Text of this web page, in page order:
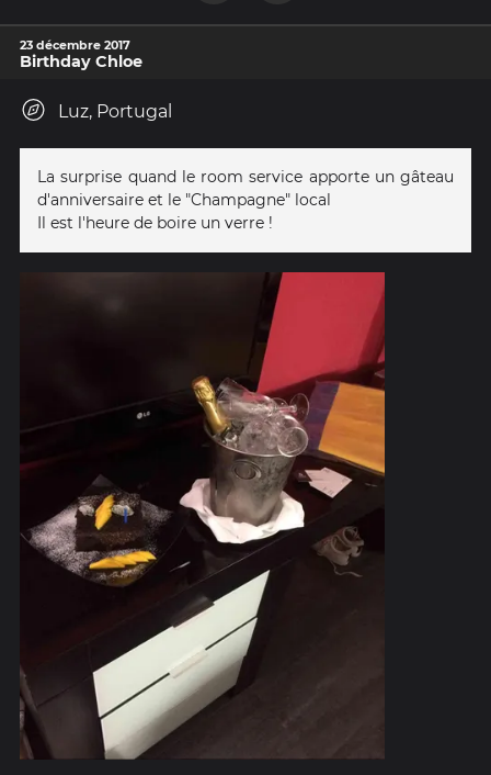
23 décembre 2017
Birthday Chloe
Luz, Portugal
La surprise quand le room service apporte un gâteau
d'anniversaire et le "Champagne" local
Il est l'heure de boire un verre !